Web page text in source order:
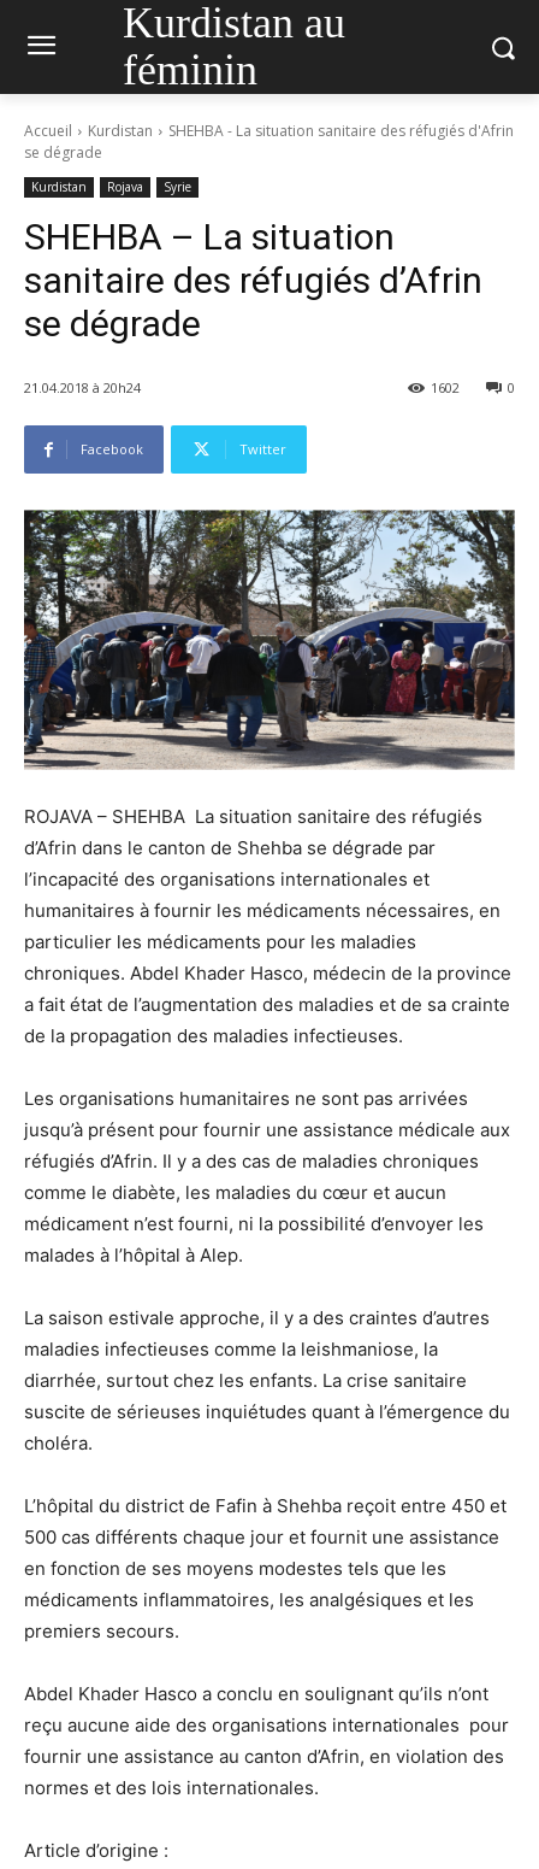
Kurdistan au
féminin
Accueil Kurdistan
SHEHBA - La situation sanitaire des réfugiés d'Afrin
se dégrade
Kurdistan Rojava Syrie
SHEHBA – La situation
sanitaire des réfugiés d’Afrin
se dégrade
21.04.2018 à 20h24 0
1602
Facebook Twitter
ROJAVA – SHEHBA La situation sanitaire des réfugiés
d’Afrin dans le canton de Shehba se dégrade par
l’incapacité des organisations internationales et
humanitaires à fournir les médicaments nécessaires, en
particulier les médicaments pour les maladies
chroniques. Abdel Khader Hasco, médecin de la province
a fait état de l’augmentation des maladies et de sa crainte
de la propagation des maladies infectieuses.
Les organisations humanitaires ne sont pas arrivées
jusqu’à présent pour fournir une assistance médicale aux
réfugiés d’Afrin. Il y a des cas de maladies chroniques
comme le diabète, les maladies du cœur et aucun
médicament n’est fourni, ni la possibilité d’envoyer les
malades à l’hôpital à Alep.
La saison estivale approche, il y a des craintes d’autres
maladies infectieuses comme la leishmaniose, la
diarrhée, surtout chez les enfants. La crise sanitaire
suscite de sérieuses inquiétudes quant à l’émergence du
choléra.
L’hôpital du district de Fafin à Shehba reçoit entre 450 et
500 cas différents chaque jour et fournit une assistance
en fonction de ses moyens modestes tels que les
médicaments inflammatoires, les analgésiques et les
premiers secours.
Abdel Khader Hasco a conclu en soulignant qu’ils n’ont
reçu aucune aide des organisations internationales pour
fournir une assistance au canton d’Afrin, en violation des
normes et des lois internationales.
Article d’origine :